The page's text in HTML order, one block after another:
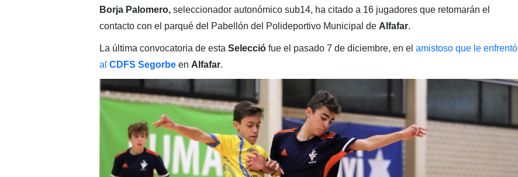
Borja Palomero,seleccionador autonómico sub14, ha citado a 16 jugadores que retomarán el
contacto con el parqué del Pabellón del Polideportivo Municipal de Alfafar.
La última convocatoria de esta Selecciófue el pasado 7 de diciembre, en el amistoso que le enfrentó
al CDFS Segorbe en Alfafar.